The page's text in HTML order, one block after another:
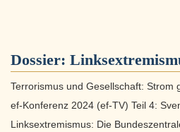
Dossier:
Terrorismus und Gesellschaft: Strom
ef-Konferenz 2024 (ef-TV) Teil 4:
Linksextremismus: Die